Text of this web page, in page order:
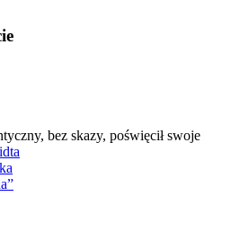
bez skazy, poświęcił swoje